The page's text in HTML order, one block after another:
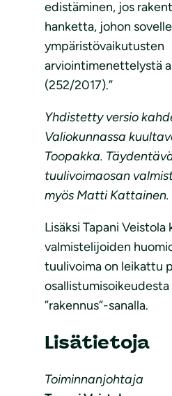
edistäminen, jos
hanketta, johon
ympäristövaikutusten
arviointimenettelystä
(252/2017).”
Yhdistetty versio
Valiokunnassa
Toopakka.
tuulivoimaosan
myös Matti Kattainen.
Lisäksi Tapani
valmistelijoiden
tuulivoima on leikattu
osallistumisoikeudesta
”rakennus”-sanalla.
Lisätietoja
Toiminnanjohtaja